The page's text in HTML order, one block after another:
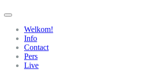
Welkom!
Info
Contact
Pers
Live